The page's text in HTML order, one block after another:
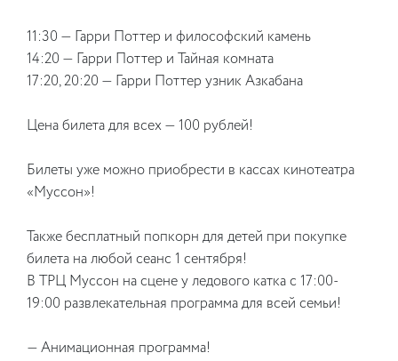
11:30 — Гарри Поттер и философский камень
14:20 — Гарри Поттер и Тайная комната
17:20, 20:20 — Гарри Поттер узник Азкабана
Цена билета для всех — 100 рублей!
Билеты уже можно приобрести в кассах кинотеатра
«Муссон»!
Также бесплатный попкорн для детей при покупке
билета на любой сеанс 1 сентября!
В ТРЦ Муссон на сцене у ледового катка с 17:00-
19:00 развлекательная программа для всей семьи!
— Анимационная программа!